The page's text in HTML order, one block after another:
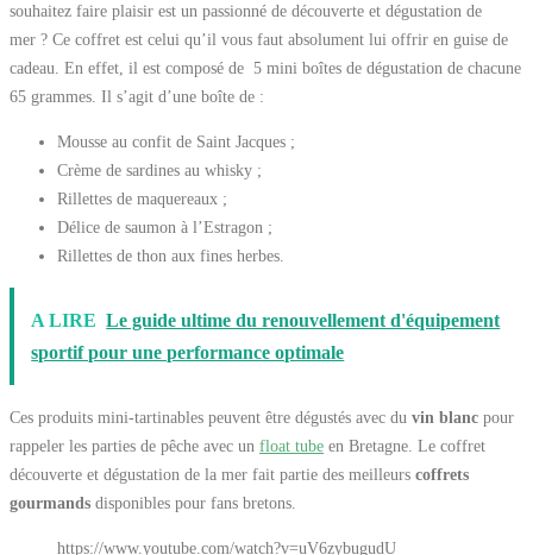
souhaitez faire plaisir est un passionné de découverte et dégustation de
mer ? Ce coffret est celui qu’il vous faut absolument lui offrir en guise de
cadeau. En effet, il est composé de 5 mini boîtes de dégustation de chacune
65 grammes. Il s’agit d’une boîte de :
Mousse au confit de Saint Jacques ;
Crème de sardines au whisky ;
Rillettes de maquereaux ;
Délice de saumon à l’Estragon ;
Rillettes de thon aux fines herbes.
A LIRE Le guide ultime du renouvellement d'équipement
sportif pour une performance optimale
Ces produits mini-tartinables peuvent être dégustés avec du vin blanc pour
rappeler les parties de pêche avec un float tube en Bretagne. Le coffret
découverte et dégustation de la mer fait partie des meilleurs coffrets
gourmands disponibles pour fans bretons.
https://www.youtube.com/watch?v=uV6zybugudU